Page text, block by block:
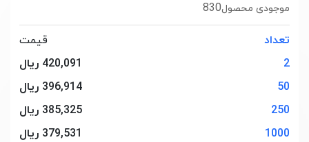
830موجودی محصول
تعداد
قیمت
2
420,091 ریال
50
396,914 ریال
250
385,325 ریال
1000
379,531 ریال